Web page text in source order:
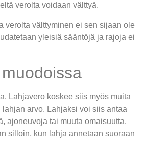
verolta voidaan välttyä.
verolta välttyminen ei sen sijaan ole
yleisiä sääntöjä ja rajoja ei
Lahjavero koskee siis myös muita
arvo. Lahjaksi voi siis antaa
ajoneuvoja tai muuta omaisuutta.
silloin, kun lahja annetaan suoraan